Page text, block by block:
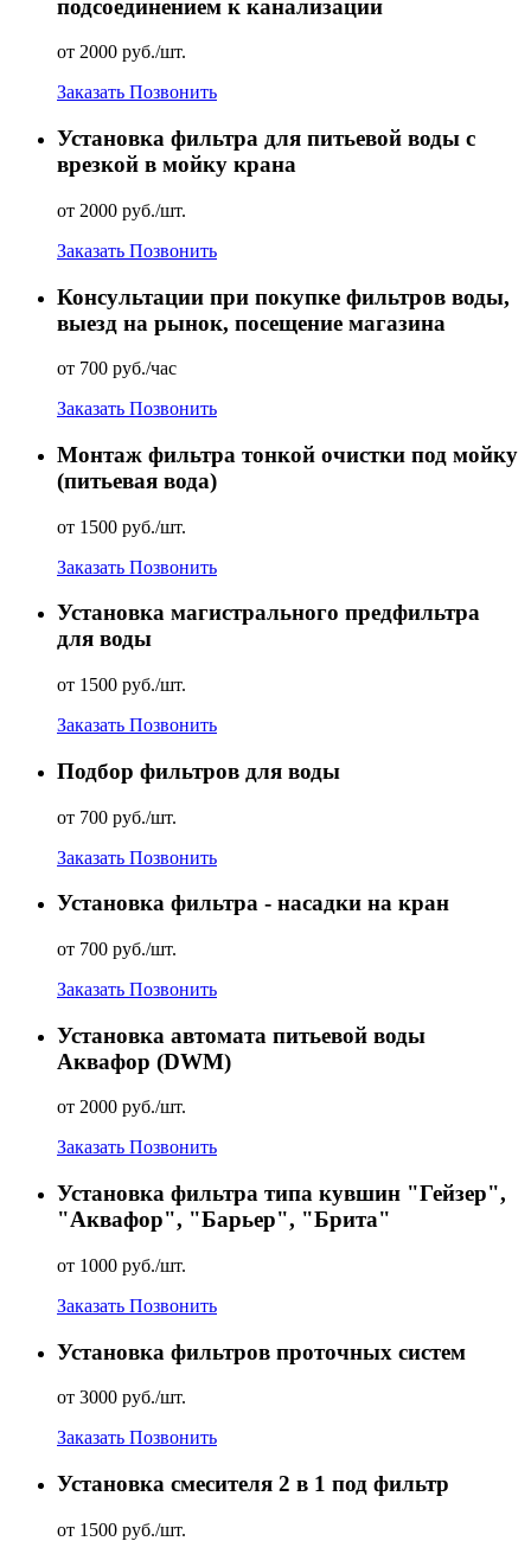
подсоединением к канализации
от 2000 руб./шт.
Заказать Позвонить
Установка фильтра для питьевой воды с
врезкой в мойку крана
от 2000 руб./шт.
Заказать Позвонить
Консультации при покупке фильтров воды,
выезд на рынок, посещение магазина
от 700 руб./час
Заказать Позвонить
Монтаж фильтра тонкой очистки под мойку
(питьевая вода)
от 1500 руб./шт.
Заказать Позвонить
Установка магистрального предфильтра
для воды
от 1500 руб./шт.
Заказать Позвонить
Подбор фильтров для воды
от 700 руб./шт.
Заказать Позвонить
Установка фильтра - насадки на кран
от 700 руб./шт.
Заказать Позвонить
Установка автомата питьевой воды
Аквафор (DWM)
от 2000 руб./шт.
Заказать Позвонить
Установка фильтра типа кувшин "Гейзер",
"Аквафор", "Барьер", "Брита"
от 1000 руб./шт.
Заказать Позвонить
Установка фильтров проточных систем
от 3000 руб./шт.
Заказать Позвонить
Установка смесителя 2 в 1 под фильтр
от 1500 руб./шт.